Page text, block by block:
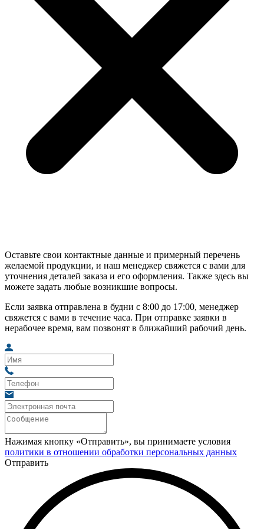
Оставьте свои контактные данные и примерный перечень
желаемой продукции, и наш менеджер свяжется с вами для
уточнения деталей заказа и его оформления. Также здесь вы
можете задать любые возникшие вопросы.
Если заявка отправлена в будни с 8:00 до 17:00, менеджер
свяжется с вами в течение часа. При отправке заявки в
нерабочее время, вам позвонят в ближайший рабочий день.
Нажимая кнопку «Отправить», вы принимаете условия
политики в отношении обработки персональных данных
Отправить